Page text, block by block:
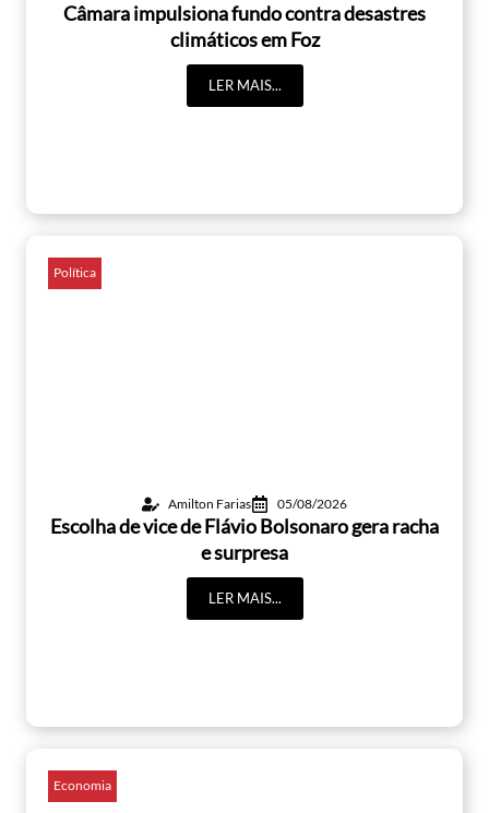
Câmara impulsiona fundo contra desastres
climáticos em Foz
LER MAIS...
Política
Amilton Farias 05/08/2026
Escolha de vice de Flávio Bolsonaro gera racha
e surpresa
LER MAIS...
Economia